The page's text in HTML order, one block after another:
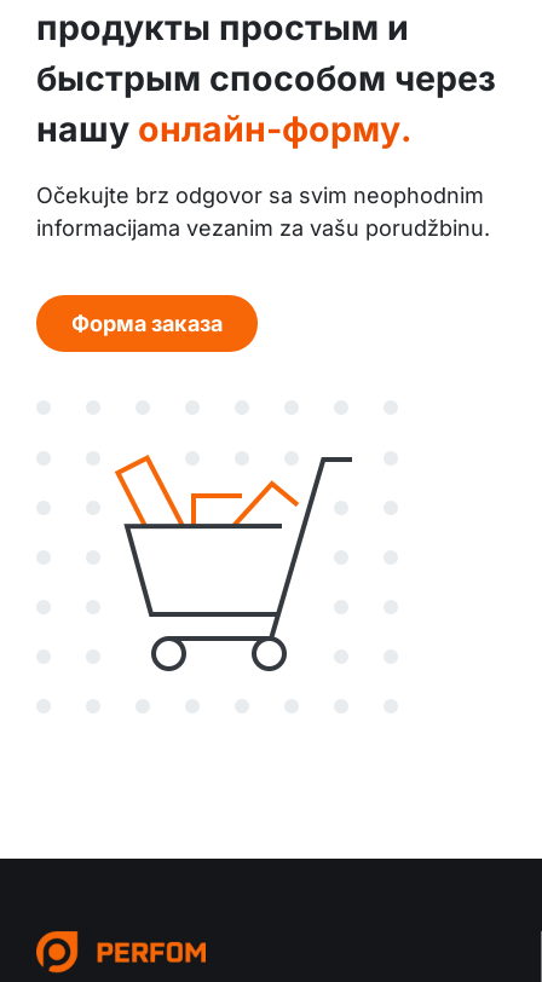
продукты простым и
быстрым способом через
нашу онлайн-форму.
Očekujte brz odgovor sa svim neophodnim
informacijama vezanim za vašu porudžbinu.
Форма заказа